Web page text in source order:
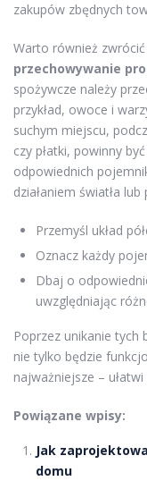
zakupów zbędnych
Warto również
przechowywanie
spożywcze należy
przykład, owoce i
suchym miejscu,
czy płatki, powinny
odpowiednich
działaniem światła
Przemyśl układ
Oznacz każdy
Dbaj o
uwzględniając
Poprzez unikanie tych
nie tylko będzie
najważniejsze –
Powiązane wpisy:
Jak
domu